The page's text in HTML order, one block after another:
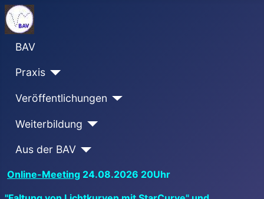
BAV
Praxis
Veröffentlichungen
Weiterbildung
Aus der BAV
Online-Meeting 24.08.2026 20Uhr